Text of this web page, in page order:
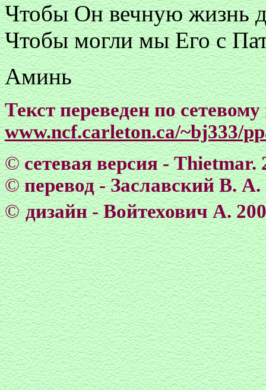
Чтобы Он вечную жизнь
Чтобы могли мы Его с
Аминь
Текст переведен по
www.ncf.carleton.ca/~bj333/
©сетевая версия - Тhietmar.
©перевод - Заславский В. А.
© дизайн - Войтехович А.